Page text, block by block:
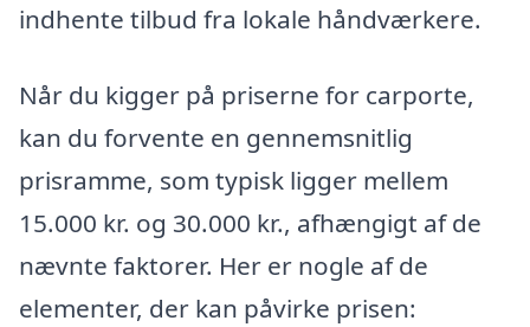
indhente tilbud fra lokale håndværkere.
Når du kigger på priserne for carporte,
kan du forvente en gennemsnitlig
prisramme, som typisk ligger mellem
15.000 kr. og 30.000 kr., afhængigt af de
nævnte faktorer. Her er nogle af de
elementer, der kan påvirke prisen: